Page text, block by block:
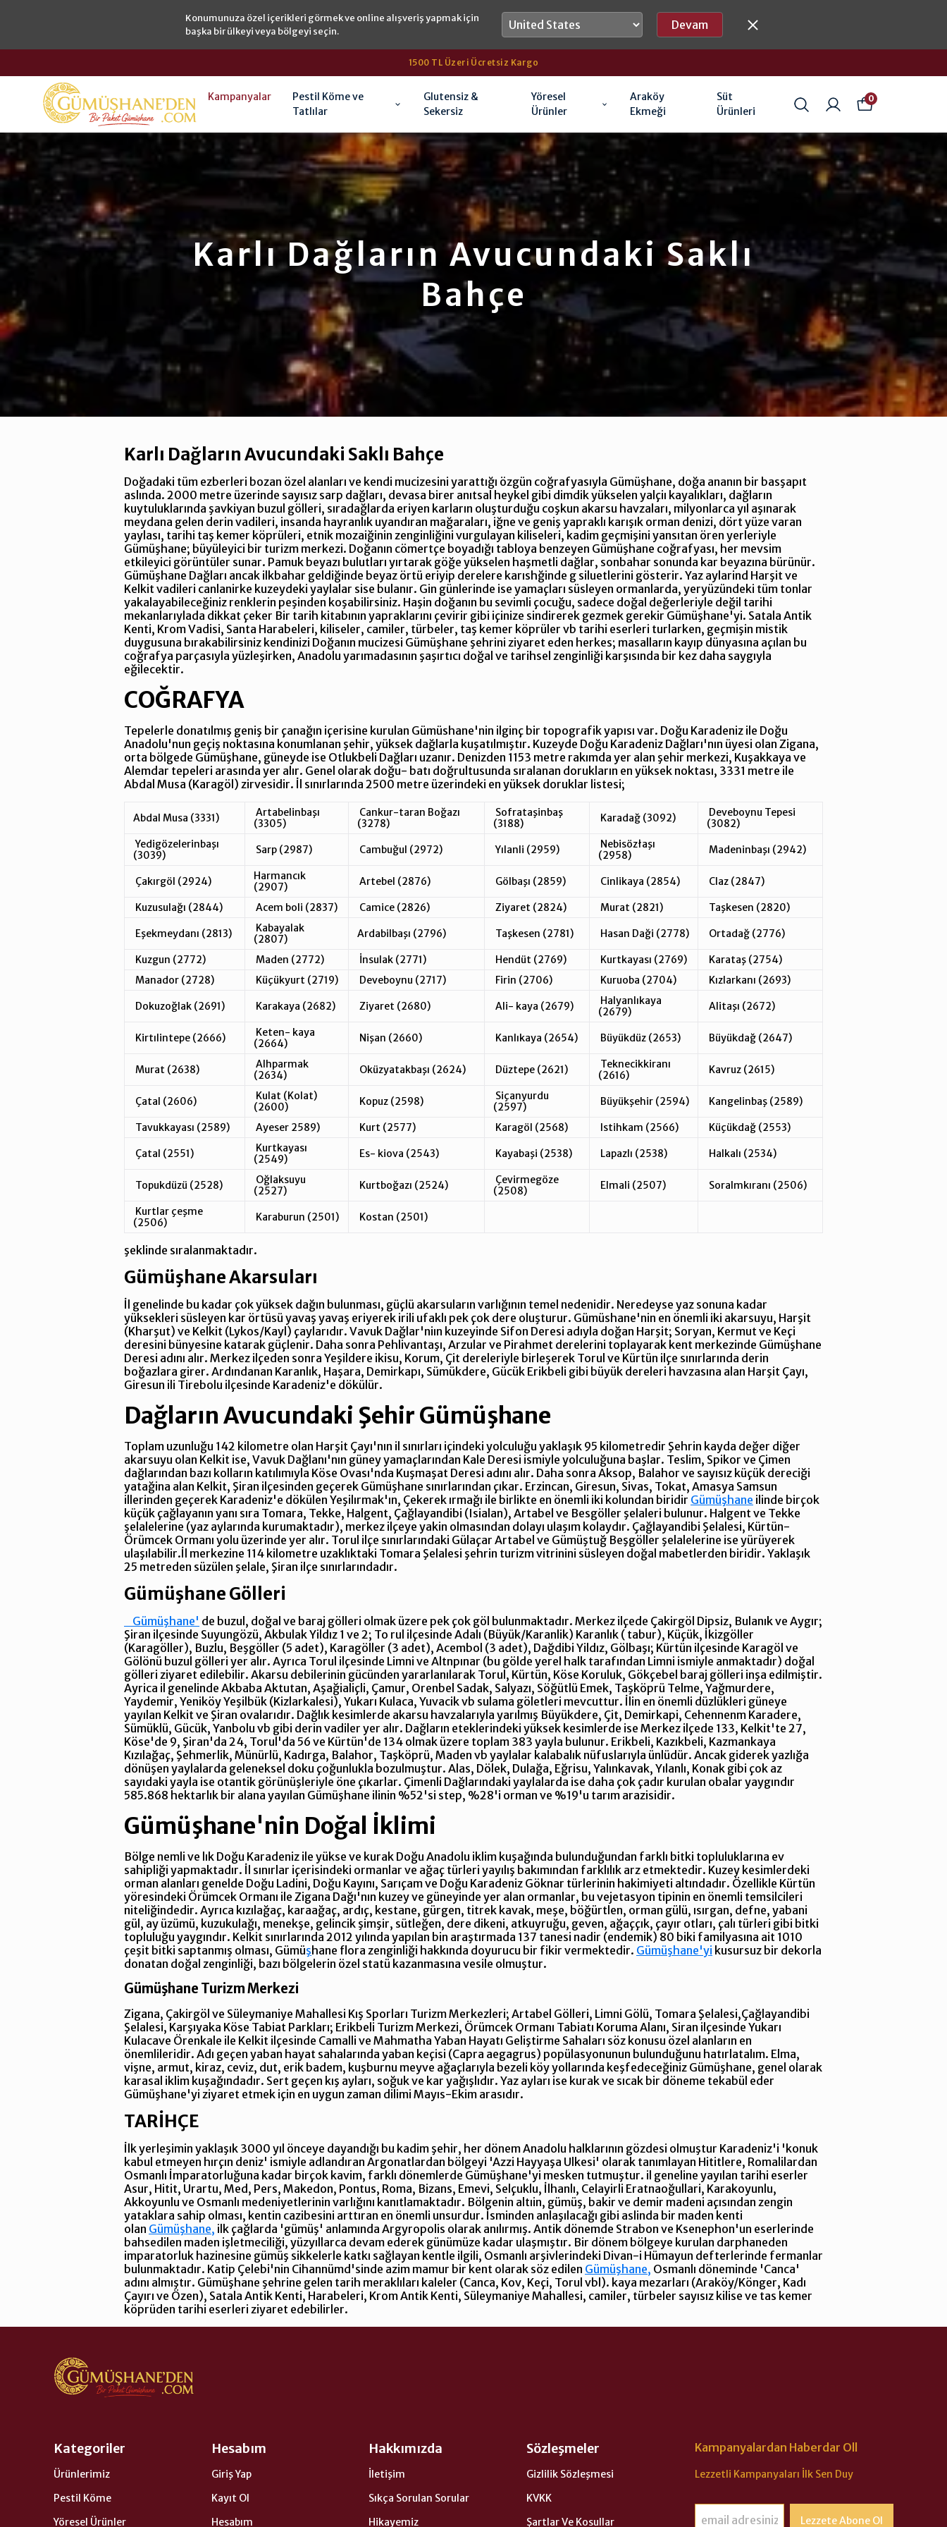
Konumunuza özel içerikleri görmek ve online alışveriş yapmak için
başka bir ülkeyi veya bölgeyi seçin.
Devam
1500 TL Üzeri Ücretsiz Kargo
Kampanyalar
Pestil Köme ve
Tatlılar
Glutensiz &
Sekersiz
Yöresel
Ürünler
Araköy
Ekmeği
Süt
Ürünleri
0
Karlı Dağların Avucundaki Saklı
Bahçe
Karlı Dağların Avucundaki Saklı Bahçe
Doğadaki tüm ezberleri bozan özel alanları ve kendi mucizesini yarattığı özgün coğrafyasıyla Gümüşhane, doğa ananın bir basşapıt
aslında. 2000 metre üzerinde sayısız sarp dağları, devasa birer anıtsal heykel gibi dimdik yükselen yalçiı kayalıkları, dağların
kuytuluklarında şavkiyan buzul gölleri, sıradağlarda eriyen karların oluşturduğu coşkun akarsu havzaları, milyonlarca yıl aşınarak
meydana gelen derin vadileri, insanda hayranlık uyandıran mağaraları, iğne ve geniş yapraklı karışık orman denizi, dört yüze varan
yaylası, tarihi taş kemer köprüleri, etnik mozaiğinin zenginliğini vurgulayan kiliseleri, kadim geçmişini yansıtan ören yerleriyle
Gümüşhane; büyüleyici bir turizm merkezi. Doğanın cömertçe boyadığı tabloya benzeyen Gümüşhane coğrafyası, her mevsim
etkileyici görüntüler sunar. Pamuk beyazı bulutları yırtarak göğe yükselen haşmetli dağlar, sonbahar sonunda kar beyazına bürünür.
Gümüşhane Dağları ancak ilkbahar geldiğinde beyaz örtü eriyip derelere karıshğinde g siluetlerini gösterir. Yaz aylarind Harşit ve
Kelkit vadileri canlanirke kuzeydeki yaylalar sise bulanır. Gin günlerinde ise yamaçları süsleyen ormanlarda, yeryüzündeki tüm tonlar
yakalayabileceğiniz renklerin peşinden koşabilirsiniz. Haşin doğanın bu sevimli çocuğu, sadece doğal değerleriyle değil tarihi
mekanlarıylada dikkat çeker Bir tarih kitabının yapraklarını çevirir gibi içinize sindirerek gezmek gerekir Gümüşhane'yi. Satala Antik
Kenti, Krom Vadisi, Santa Harabeleri, kiliseler, camiler, türbeler, taş kemer köprüler vb tarihi eserleri turlarken, geçmişin mistik
duygusuna bırakabilirsiniz kendinizi Doğanın mucizesi Gümüşhane şehrini ziyaret eden herkes; masalların kayıp dünyasına açılan bu
coğrafya parçasıyla yüzleşirken, Anadolu yarımadasının şaşırtıcı doğal ve tarihsel zenginliği karşısında bir kez daha saygıyla
eğilecektir.
COĞRAFYA
Tepelerle donatılmış geniş bir çanağın içerisine kurulan Gümüshane'nin ilginç bir topografik yapısı var. Doğu Karadeniz ile Doğu
Anadolu'nun geçiş noktasına konumlanan şehir, yüksek dağlarla kuşatılmıştır. Kuzeyde Doğu Karadeniz Dağları'nın üyesi olan Zigana,
orta bölgede Gümüşhane, güneyde ise Otlukbeli Dağları uzanır. Denizden 1153 metre rakımda yer alan şehir merkezi, Kuşakkaya ve
Alemdar tepeleri arasında yer alır. Genel olarak doğu- batı doğrultusunda sıralanan dorukların en yüksek noktası, 3331 metre ile
Abdal Musa (Karagöl) zirvesidir. İl sınırlarında 2500 metre üzerindeki en yüksek doruklar listesi;
Abdal Musa (3331)
Artabelinbaşı
(3305)
Cankur-taran Boğazı
(3278)
Sofrataşinbaş
(3188)
Karadağ (3092)
Deveboynu Tepesi
(3082)
Yedigözelerinbaşı
(3039)
Sarp (2987) Cambuğul (2972) Yılanli (2959)
Nebisözłaşı
(2958)
Madeninbaşı (2942)
Çakırgöl (2924)
Harmancık
(2907)
Artebel (2876) Gölbaşı (2859) Cinlikaya (2854) Claz (2847)
Kuzusulağı (2844) Acem boli (2837) Camice (2826) Ziyaret (2824) Murat (2821) Taşkesen (2820)
Eşekmeydanı (2813)
Kabayalak
(2807)
Ardabilbaşı (2796) Taşkesen (2781) Hasan Daği (2778) Ortadağ (2776)
Kuzgun (2772) Maden (2772) İnsulak (2771) Hendüt (2769) Kurtkayası (2769)
Karataş (2754)
Manador (2728)
Küçükyurt (2719) Deveboynu (2717) Firin (2706) Kuruoba (2704) Kızlarkanı (2693)
Dokuzoğlak (2691) Karakaya (2682) Ziyaret (2680) Ali- kaya (2679)
Halyanlıkaya
(2679)
Alitaşı (2672)
Kirtılintepe (2666)
Keten- kaya
(2664)
Nişan (2660) Kanlıkaya (2654) Büyükdüz (2653) Büyükdağ (2647)
Murat (2638)
Alhparmak
(2634)
Oküzyatakbaşı (2624) Düztepe (2621)
Teknecikkiranı
(2616)
Kavruz (2615)
Çatal (2606)
Kulat (Kolat)
(2600)
Kopuz (2598)
Siçanyurdu
(2597)
Büyükşehir (2594) Kangelinbaş (2589)
Tavukkayası (2589) Ayeser 2589) Kurt (2577) Karagöl (2568) Istihkam (2566) Küçükdağ (2553)
Çatal (2551)
Kurtkayası
(2549)
Es- kiova (2543) Kayabaşi (2538) Lapazlı (2538) Halkalı (2534)
Topukdüzü (2528)
Oğlaksuyu
(2527)
Kurtboğazı (2524)
Çevirmegöze
(2508)
Elmali (2507) Soralmkıranı (2506)
Kurtlar çeşme
(2506)
Karaburun (2501) Kostan (2501)
şeklinde sıralanmaktadır.
Gümüşhane Akarsuları
İl genelinde bu kadar çok yüksek dağın bulunması, güçlü akarsuların varlığının temel nedenidir. Neredeyse yaz sonuna kadar
yüksekleri süsleyen kar örtüsü yavaş yavaş eriyerek irili ufaklı pek çok dere oluşturur. Gümüshane'nin en önemli iki akarsuyu, Harşit
(Kharşut) ve Kelkit (Lykos/Kayl) çaylarıdır. Vavuk Dağlar'niın kuzeyinde Sifon Deresi adıyla doğan Harşit; Soryan, Kermut ve Keçi
deresini bünyesine katarak güçlenir. Daha sonra Pehlivantaşı, Arzular ve Pirahmet derelerini toplayarak kent merkezinde Gümüşhane
Deresi adını alır. Merkez ilçeden sonra Yeşildere ikisu, Korum, Çit dereleriyle birleşerek Torul ve Kürtün ilçe sınırlarında derin
boğazlara girer. Ardındanan Karanlık, Haşara, Demirkapı, Sümükdere, Gücük Erikbeli gibi büyük dereleri havzasına alan Harşit Çayı,
Giresun ili Tirebolu ilçesinde Karadeniz'e dökülür.
Dağların Avucundaki Şehir Gümüşhane
Toplam uzunluğu 142 kilometre olan Harşit Çayı'nın il sınırları içindeki yolculuğu yaklaşık 95 kilometredir Şehrin kayda değer diğer
akarsuyu olan Kelkit ise, Vavuk Dağlanı'nın güney yamaçlarından Kale Deresi ismiyle yolculuğuna başlar. Teslim, Spikor ve Çimen
dağlarından bazı kolların katılımıyla Köse Ovası'nda Kuşmaşat Deresi adını alır. Daha sonra Aksop, Balahor ve sayısız küçük dereciği
yatağina alan Kelkit, Şiran ilçesinden geçerek Gümüşhane sınırlarından çıkar. Erzincan, Giresun, Sivas, Tokat, Amasya Samsun
illerinden geçerek Karadeniz'e dökülen Yeşilırmak'ın, Çekerek ırmağı ile birlikte en önemli iki kolundan biridir Gümüşhane ilinde birçok
küçük çağlayanın yanı sıra Tomara, Tekke, Halgent, Çağlayandibi (Isialan), Artabel ve Besgöller şelaleri bulunur. Halgent ve Tekke
şelalelerine (yaz aylarında kurumaktadır), merkez ilçeye yakin olmasından dolayı ulaşım kolaydır. Çağlayandibi Şelalesi, Kürtün-
Örümcek Ormanı yolu üzerinde yer alır. Torul ilçe sınırlarındaki Gülaçar Artabel ve Gümüştuğ Beşgöller şelalelerine ise yürüyerek
ulaşılabilir.İl merkezine 114 kilometre uzaklıktaki Tomara Şelalesi şehrin turizm vitrinini süsleyen doğal mabetlerden biridir. Yaklaşık
25 metreden süzülen şelale, Şiran ilçe sınırlarındadır.
Gümüşhane Gölleri
Gümüşhane' de buzul, doğal ve baraj gölleri olmak üzere pek çok göl bulunmaktadır. Merkez ilçede Çakirgöl Dipsiz, Bulanık ve Aygır;
Şiran ilçesinde Suyungözü, Akbulak Yildız 1 ve 2; To rul ilçesinde Adalı (Büyük/Karanlik) Karanlık ( tabur), Küçük, İkizgöller
(Karagöller), Buzlu, Beşgöller (5 adet), Karagöller (3 adet), Acembol (3 adet), Dağdibi Yildız, Gölbaşı; Kürtün ilçesinde Karagöl ve
Gölönü buzul gölleri yer alır. Ayrıca Torul ilçesinde Limni ve Altnpınar (bu gölde yerel halk tarafından Limni ismiyle anmaktadır) doğal
gölleri ziyaret edilebilir. Akarsu debilerinin gücünden yararlanılarak Torul, Kürtün, Köse Koruluk, Gökçebel baraj gölleri inşa edilmiştir.
Ayrica il genelinde Akbaba Aktutan, Aşağialiçli, Çamur, Orenbel Sadak, Salyazı, Söğütlü Emek, Taşköprü Telme, Yağmurdere,
Yaydemir, Yeniköy Yeşilbük (Kizlarkalesi), Yukarı Kulaca, Yuvacik vb sulama göletleri mevcuttur. İlin en önemli düzlükleri güneye
yayılan Kelkit ve Şiran ovalarıdır. Dağlık kesimlerde akarsu havzalarıyla yarılmış Büyükdere, Çit, Demirkapi, Cehennenm Karadere,
Sümüklü, Gücük, Yanbolu vb gibi derin vadiler yer alır. Dağların eteklerindeki yüksek kesimlerde ise Merkez ilçede 133, Kelkit'te 27,
Köse'de 9, Şiran'da 24, Torul'da 56 ve Kürtün'de 134 olmak üzere toplam 383 yayla bulunur. Erikbeli, Kazıkbeli, Kazmankaya
Kızılağaç, Şehmerlik, Münürlü, Kadırga, Balahor, Taşköprü, Maden vb yaylalar kalabalık nüfuslarıyla ünlüdür. Ancak giderek yazlığa
dönüşen yaylalarda geleneksel doku çoğunlukla bozulmuştur. Alas, Dölek, Dulağa, Eğrisu, Yalınkavak, Yılanlı, Konak gibi çok az
sayıdaki yayla ise otantik görünüşleriyle öne çıkarlar. Çimenli Dağlarındaki yaylalarda ise daha çok çadır kurulan obalar yaygındır
585.868 hektarlık bir alana yayılan Gümüşhane ilinin %52'si step, %28'i orman ve %19'u tarım arazisidir.
Gümüşhane'nin Doğal İklimi
Bölge nemli ve lık Doğu Karadeniz ile yükse ve kurak Doğu Anadolu iklim kuşağında bulunduğundan farklı bitki topluluklarına ev
sahipliği yapmaktadır. İl sınırlar içerisindeki ormanlar ve ağaç türleri yayılış bakımından farklılık arz etmektedir. Kuzey kesimlerdeki
orman alanları genelde Doğu Ladini, Doğu Kayını, Sarıçam ve Doğu Karadeniz Göknar türlerinin hakimiyeti altındadır. Özellikle Kürtün
yöresindeki Örümcek Ormanı ile Zigana Dağı'nın kuzey ve güneyinde yer alan ormanlar, bu vejetasyon tipinin en önemli temsilcileri
niteliğindedir. Ayrıca kızılağaç, karaağaç, ardıç, kestane, gürgen, titrek kavak, meşe, böğürtlen, orman gülü, ısırgan, defne, yabani
gül, ay üzümü, kuzukulağı, menekşe, gelincik şimşir, sütleğen, dere dikeni, atkuyruğu, geven, ağaççık, çayır otları, çalı türleri gibi bitki
topluluğu yaygındır. Kelkit sınırlarında 2012 yılında yapılan bin araştırmada 137 tanesi nadir (endemik) 80 biki familyasına ait 1010
çeşit bitki saptanmış olması, Gümüşhane flora zenginliği hakkında doyurucu bir fikir vermektedir. Gümüşhane'yi kusursuz bir dekorla
donatan doğal zenginliği, bazı bölgelerin özel statü kazanmasına vesile olmuştur.
Gümüşhane Turizm Merkezi
Zigana, Çakirgöl ve Süleymaniye Mahallesi Kış Sporları Turizm Merkezleri; Artabel Gölleri, Limni Gölü, Tomara Şelalesi,Çağlayandibi
Şelalesi, Karşıyaka Köse Tabiat Parkları; Erikbeli Turizm Merkezi, Örümcek Ormanı Tabiatı Koruma Alanı, Siran ilçesinde Yukarı
Kulacave Örenkale ile Kelkit ilçesinde Camalli ve Mahmatha Yaban Hayatı Geliştirme Sahaları söz konusu özel alanların en
önemlileridir. Adı geçen yaban hayat sahalarında yaban keçisi (Capra aegagrus) popülasyonunun bulunduğunu hatırlatalım. Elma,
vişne, armut, kiraz, ceviz, dut, erik badem, kuşburnu meyve ağaçlarıyla bezeli köy yollarında keşfedeceğiniz Gümüşhane, genel olarak
karasal iklim kuşağındadır. Sert geçen kış ayları, soğuk ve kar yağışlıdır. Yaz ayları ise kurak ve sıcak bir döneme tekabül eder
Gümüşhane'yi ziyaret etmek için en uygun zaman dilimi Mayıs-Ekim arasıdır.
TARİHÇE
İlk yerleşimin yaklaşık 3000 yıl önceye dayandığı bu kadim şehir, her dönem Anadolu halklarının gözdesi olmuştur Karadeniz'i 'konuk
kabul etmeyen hırçın deniz' ismiyle adlandıran Argonatlardan bölgeyi 'Azzi Hayyaşa Ulkesi' olarak tanımlayan Hititlere, Romalilardan
Osmanlı İmparatorluğuna kadar birçok kavim, farklı dönemlerde Gümüşhane'yi mesken tutmuştur. il geneline yayılan tarihi eserler
Asur, Hitit, Urartu, Med, Pers, Makedon, Pontus, Roma, Bizans, Emevi, Selçuklu, İlhanlı, Celayirli Eratnaoğullari, Karakoyunlu,
Akkoyunlu ve Osmanlı medeniyetlerinin varlığını kanıtlamaktadır. Bölgenin altıin, gümüş, bakir ve demir madeni açısından zengin
yataklara sahip olması, kentin cazibesini arttıran en önemli unsurdur. İsminden anlaşılacağı gibi aslinda bir maden kenti
olan Gümüşhane, ilk çağlarda 'gümüş' anlamında Argyropolis olarak anılırmış. Antik dönemde Strabon ve Ksenephon'un eserlerinde
bahsedilen maden işletmeciliği, yüzyıllarca devam ederek günümüze kadar ulaşmıştır. Bir dönem bölgeye kurulan darphaneden
imparatorluk hazinesine gümüş sikkelerle katkı sağlayan kentle ilgili, Osmanlı arşivlerindeki Divan-i Hümayun defterlerinde fermanlar
bulunmaktadır. Katip Çelebi'nin Cihannümd'sinde azim mamur bir kent olarak söz edilen Gümüşhane, Osmanlı döneminde 'Canca'
adını almıştır. Gümüşhane şehrine gelen tarih meraklıları kaleler (Canca, Kov, Keçi, Torul vbl). kaya mezarları (Araköy/Könger, Kadı
Çayırı ve Özen), Satala Antik Kenti, Harabeleri, Krom Antik Kenti, Süleymaniye Mahallesi, camiler, türbeler sayısız kilise ve tas kemer
köprüden tarihi eserleri ziyaret edebilirler.
Kategoriler
Ürünlerimiz
Pestil Köme
Yöresel Ürünler
Hesabım
Giriş Yap
Kayıt Ol
Hesabım
Hakkımızda
İletişim
Sıkça Sorulan Sorular
Hikayemiz
Sözleşmeler
Gizlilik Sözleşmesi
KVKK
Şartlar Ve Kosullar
Kampanyalardan Haberdar Oll
Lezzetli Kampanyaları İlk Sen Duy
Lezzete Abone Ol